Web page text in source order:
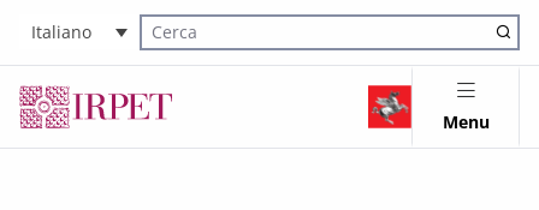
Italiano
Cerca nel sito
Menu